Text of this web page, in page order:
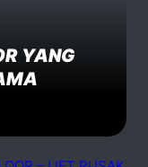
YANG